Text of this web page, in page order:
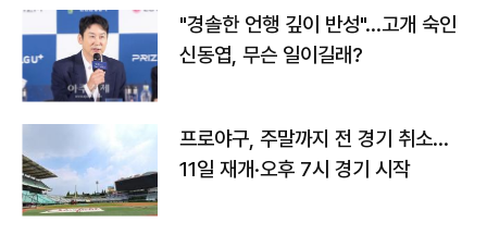
"경솔한 언행 깊이 반성"…고개 숙인
신동엽, 무슨 일이길래?
프로야구, 주말까지 전 경기 취소…
11일 재개·오후 7시 경기 시작